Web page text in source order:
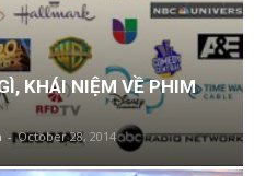
KHÁI NIỆM VỀ PHIM
- October 28, 2014